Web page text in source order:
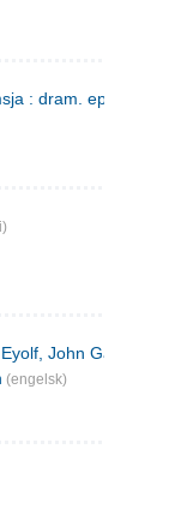
: dram. epilog v 3 d
John Gabriel
(engelsk)